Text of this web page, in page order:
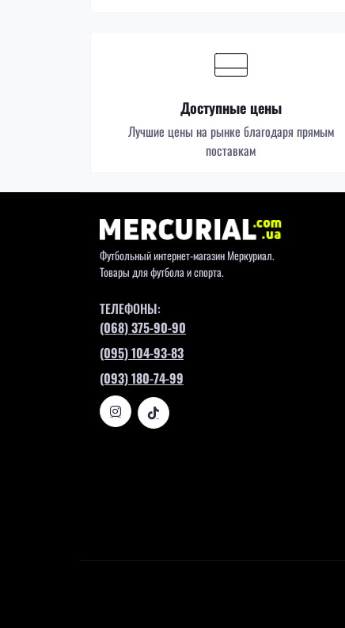
Доступные цены
Лучшие цены на рынке благодаря прямым
поставкам
Футбольный интернет-магазин Меркуриал.
Товары для футбола и спорта.
ТЕЛЕФОНЫ:
(068) 375-90-90
(095) 104-93-83
(093) 180-74-99